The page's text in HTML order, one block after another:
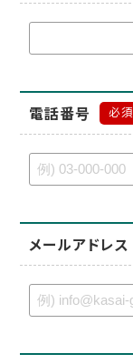
電話番号 必須
メールアドレス